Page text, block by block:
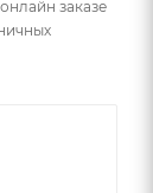
заказе